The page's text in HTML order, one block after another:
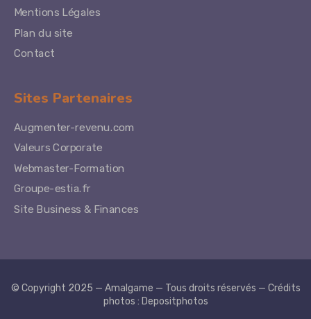
Mentions Légales
Plan du site
Contact
Sites Partenaires
Augmenter-revenu.com
Valeurs Corporate
Webmaster-Formation
Groupe-estia.fr
Site Business & Finances
© Copyright 2025 — Amalgame — Tous droits réservés — Crédits
photos : Depositphotos